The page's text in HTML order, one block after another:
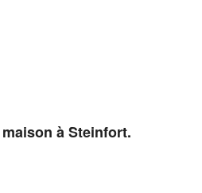
à Steinfort.